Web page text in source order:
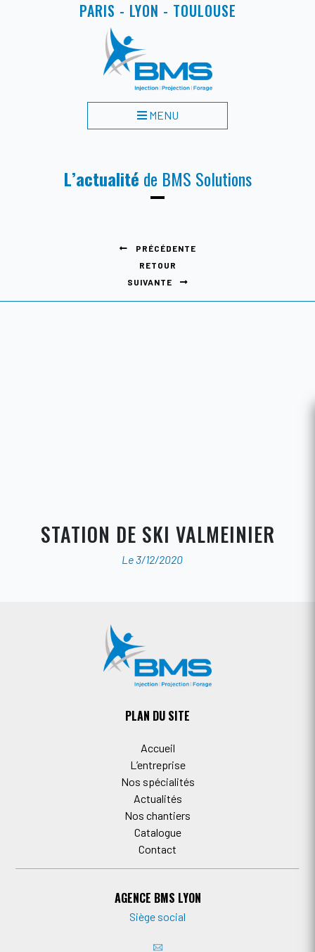
PARIS - LYON - TOULOUSE
MENU
L’actualité de BMS Solutions
PRÉCÉDENTE
RETOUR
SUIVANTE
STATION DE SKI VALMEINIER
Le 3/12/2020
PLAN DU SITE
Accueil
L’entreprise
Nos spécialités
Actualités
Nos chantiers
Catalogue
Contact
AGENCE BMS LYON
Siège social